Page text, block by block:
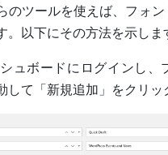
のツールを使えば、フォン
。以下にその方法を示しま
ュボードにログインし、
して「新規追加」をクリッ